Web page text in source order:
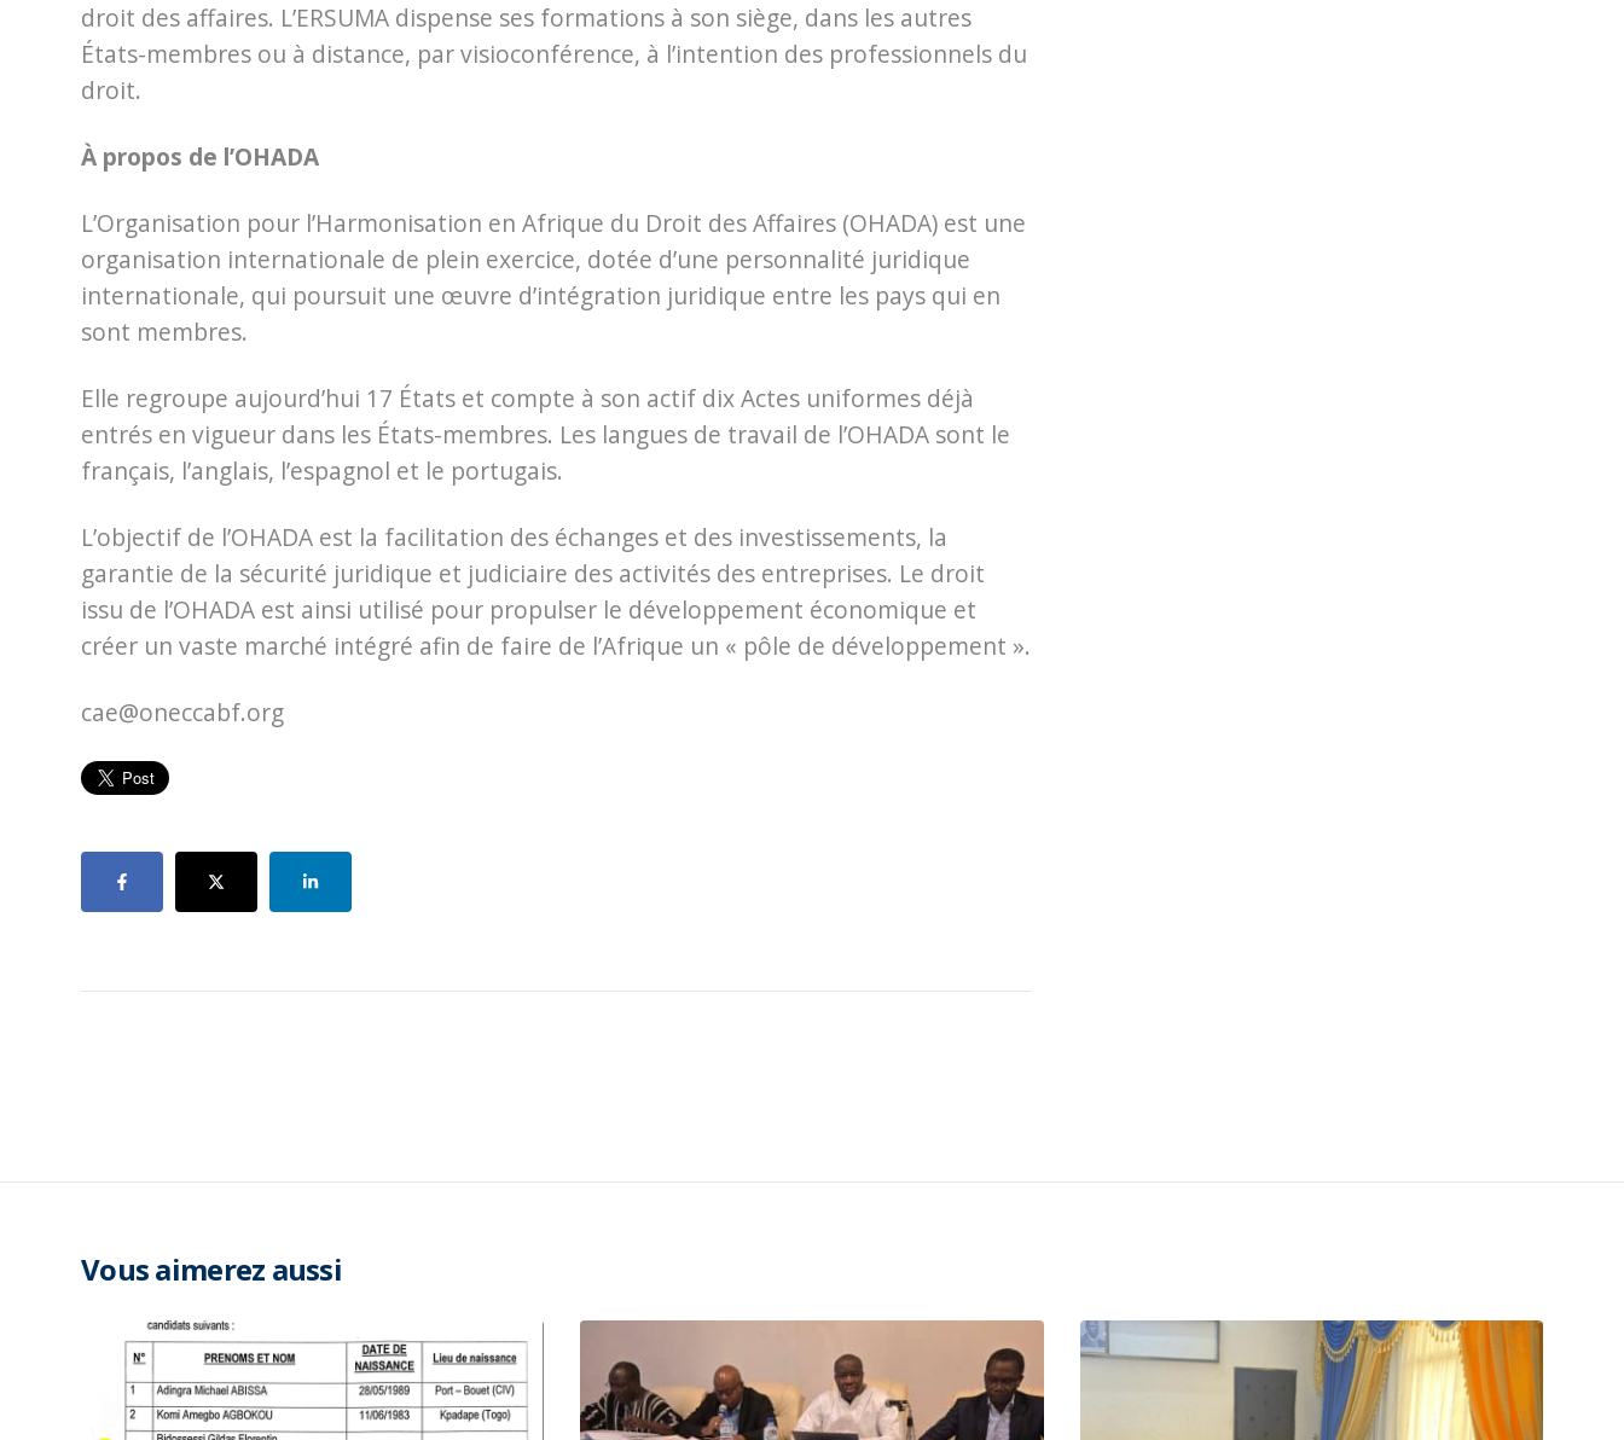
droit des affaires. L’ERSUMA dispense ses formations à son siège, dans les autres
États-membres ou à distance, par visioconférence, à l’intention des professionnels du
droit.
À propos de l’OHADA
L’Organisation pour l’Harmonisation en Afrique du Droit des Affaires (OHADA) est une
organisation internationale de plein exercice, dotée d’une personnalité juridique
internationale, qui poursuit une œuvre d’intégration juridique entre les pays qui en
sont membres.
Elle regroupe aujourd’hui 17 États et compte à son actif dix Actes uniformes déjà
entrés en vigueur dans les États-membres. Les langues de travail de l’OHADA sont le
français, l’anglais, l’espagnol et le portugais.
L’objectif de l’OHADA est la facilitation des échanges et des investissements, la
garantie de la sécurité juridique et judiciaire des activités des entreprises. Le droit
issu de l’OHADA est ainsi utilisé pour propulser le développement économique et
créer un vaste marché intégré afin de faire de l’Afrique un « pôle de développement ».
cae@oneccabf.org
Vous aimerez aussi